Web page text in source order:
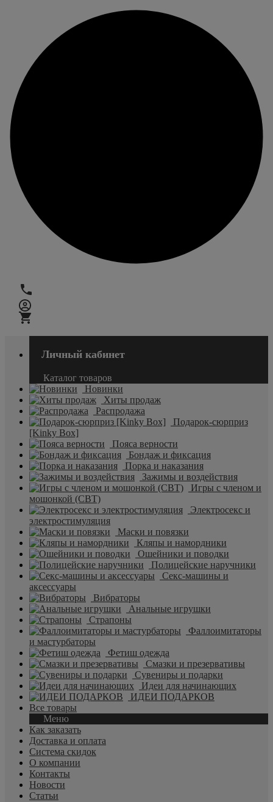
Личный кабинет
Каталог товаров
Новинки
Хиты продаж
Распродажа
Подарок-сюрприз
[Kinky Box]
Пояса верности
Бондаж и фиксация
Порка и наказания
Зажимы и воздействия
Игры с членом и
мошонкой (CBT)
Электросекс и
электростимуляция
Маски и повязки
Кляпы и намордники
Ошейники и поводки
Полицейские наручники
Секс-машины и
аксессуары
Вибраторы
Анальные игрушки
Страпоны
Фаллоимитаторы
и мастурбаторы
Фетиш одежда
Смазки и презервативы
Сувениры и подарки
Идеи для начинающих
ИДЕИ ПОДАРКОВ
Все товары
Меню
Как заказать
Доставка и оплата
Система скидок
О компании
Контакты
Новости
Статьи